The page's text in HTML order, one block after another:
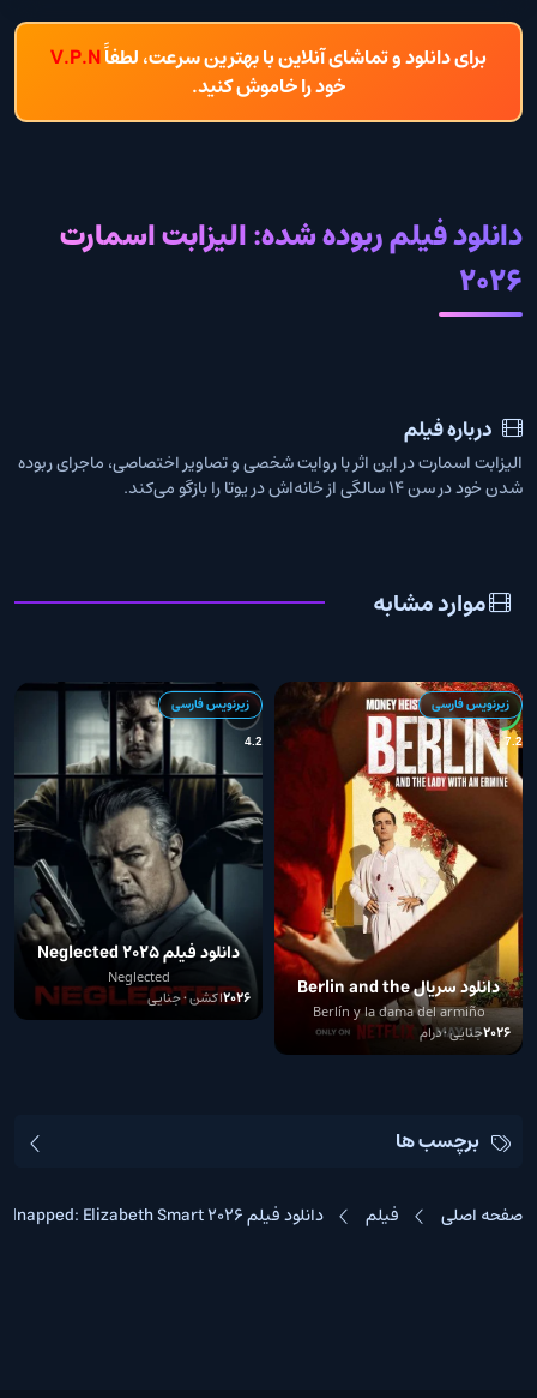
برای دانلود و تماشای آنلاین با بهترین سرعت، لطفاًV.P.N
خود را خاموش کنید.
دانلود فیلم ربوده شده: الیزابت اسمارت
2026
درباره فیلم
الیزابت اسمارت در این اثر با روایت شخصی و تصاویر اختصاصی، ماجرای ربوده
شدن خود در سن ۱۴ سالگی از خانه‌اش در یوتا را بازگو می‌کند.
موارد مشابه
7.2
زیرنویس فارسی
دانلود سریال Berlin and the
Lady with an Ermine
Berlín y la dama del armiño
2026جنایی • درام
4.2
زیرنویس فارسی
دانلود فیلم Neglected 2025
Neglected
2026اکشن • جنایی
برچسب ها
صفحه اصلی فیلم دانلود فیلم Kidnapped: Elizabeth Smart 2026